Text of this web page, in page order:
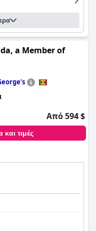
a Member of
Από 594 $
και τιμές